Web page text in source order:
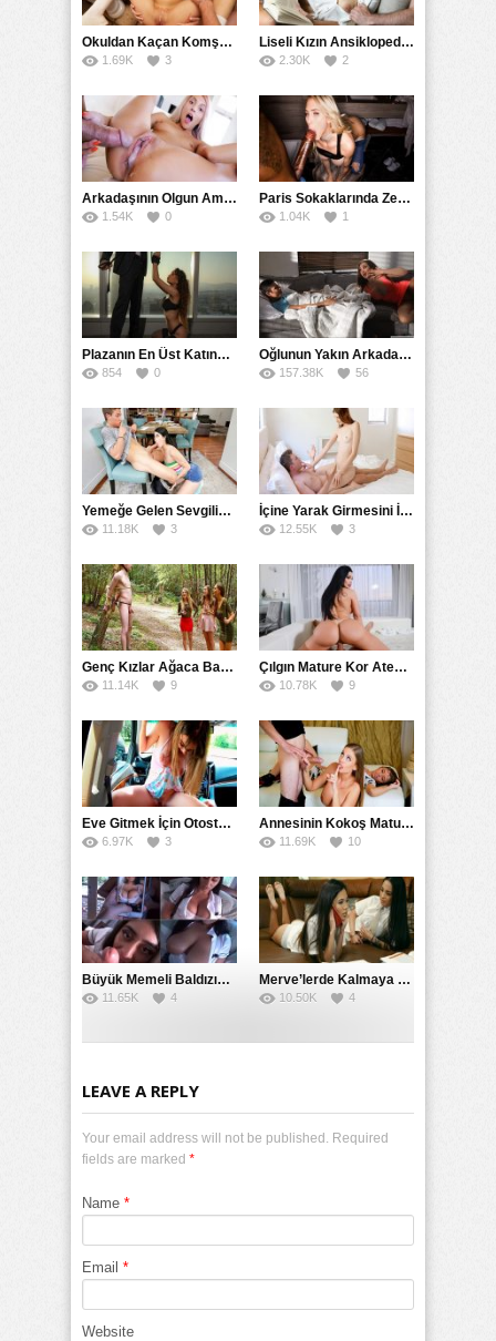
Okuldan Kaçan Komşu Kızını Bakire Sanıp Götten Sikti
1.69K 3
Liseli Kızın Ansiklopedisini Kitap Gibi Tane Tane Okudu
2.30K 2
Arkadaşının Olgun Amcasına Siktirip İçine Boşalmasını İstedi
1.54K 0
Paris Sokaklarında Zenci Yarağını Gırtlağına Kadar İndirdi
1.04K 1
Plazanın En Üst Katında Üst Seviye Köle Fantezisi Sikişi
854 0
Oğlunun Yakın Arkadaşına Yorgan Altından Sulanan Milf
157.38K 56
Yemeğe Gelen Sevgilisinin Arkadaşına Yarak Yedirdi
11.18K 3
İçine Yarak Girmesini İsteyince Kuzeninin Penisini Kullandı
12.55K 3
Genç Kızlar Ağaca Bağlayarak Tecavüz Etmek İstediler
11.14K 9
Çılgın Mature Kor Ateşiyle Misafirini Yakıp Eritti
10.78K 9
Eve Gitmek İçin Otostop Çeken Üniversiteli Bedelini Ödedi
6.97K 3
Annesinin Kokoş Mature Arkadaşı Tarafından Saksoya Uğradı
11.69K 10
Büyük Memeli Baldızının Takipçilerinin Çoğalması İçin Yardım Etti
11.65K 4
Merve’lerde Kalmaya Gelen Liseli Kız Fanteziyi Dibine Verdirdi
10.50K 4
LEAVE A REPLY
Your email address will not be published. Required
fields are marked *
Name *
Email *
Website